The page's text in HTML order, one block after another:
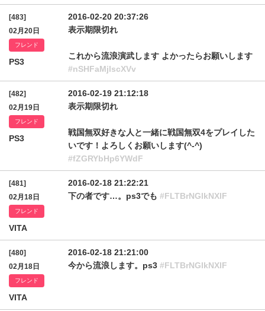
[483]
02月20日
フレンド
PS3
2016-02-20 20:37:26
表示期限切れ
これから流浪演武します よかったらお願いします
#nSHFaMjlscXVv
[482]
02月19日
フレンド
PS3
2016-02-19 21:12:18
表示期限切れ
戦国無双好きな人と一緒に戦国無双4をプレイした
いです！よろしくお願いします(^-^)
#fZGRYbHp6YWdF
[481]
02月18日
フレンド
VITA
2016-02-18 21:22:21
下の者です…。ps3でも #FLTBrNGlkNXlF
[480]
02月18日
フレンド
VITA
2016-02-18 21:21:00
今から流浪します。ps3 #FLTBrNGlkNXlF